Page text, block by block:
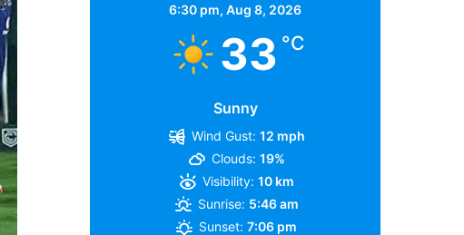
6:30 pm, Aug 8, 2026
33 °C
Sunny
Wind Gust: 12 mph
Clouds: 19%
Visibility: 10 km
Sunrise: 5:46 am
Sunset: 7:06 pm